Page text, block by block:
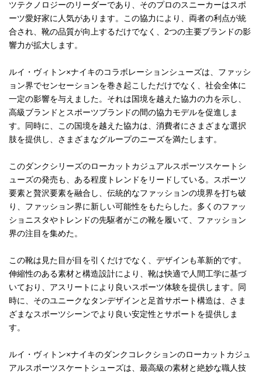
ツテクノロジーのリーダーであり、そのプロのスニーカーはスポ
ーツ愛好家に人気があります。この協力により、両者の利点が統
合され、靴の品質が向上するだけでなく、2つの主要ブランドの影
響力が拡大します。
ルイ・ヴィトン×ナイキのコラボレーションシューズは、ファッシ
ョン界でセンセーションを巻き起こしただけでなく、社会全体に
一定の影響を与えました。それは国境を越えた協力の力を示し、
高級ブランドとスポーツブランドの間の協力モデルを促進しま
す。同時に、この国境を越えた協力は、消費者にさまざまな選択
肢を提供し、さまざまなグループのニーズを満たします。
このダンクシリーズのローカットカジュアルスポーツスケートシ
ューズの発売も、ある程度トレンドをリードしている。スポーツ
要素と贅沢要素を融合し、伝統的なファッションの境界を打ち破
り、ファッション界に新しい可能性をもたらした。多くのファッ
ショニスタやトレンドの先駆者がこの靴を履いて、ファッション
界の注目を集めた。
この靴は見た目が目を引くだけでなく、デザインも革新的です。
伸縮性のある素材と構造設計により、靴は快適で人間工学に基づ
いており、アスリートにより良いスポーツ体験を提供します。同
時に、そのユニークなタンデザインと足首サポート構造は、さま
ざまなスポーツシーンでより良い安定性とサポートを提供しま
す。
ルイ・ヴィトン×ナイキのダンクコレクションのローカットカジュ
アルスポーツスケートシューズは、最高級の素材と絶妙な職人技